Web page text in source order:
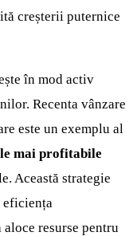
creșterii puternice
în mod activ
Recenta vânzare
este un exemplu al
mai profitabile
Această strategie
eficiența
resurse pentru